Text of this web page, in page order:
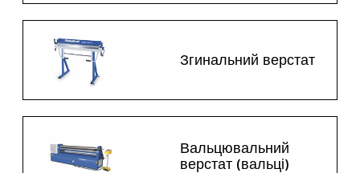
Згинальний верстат
Вальцювальний
верстат (вальці)